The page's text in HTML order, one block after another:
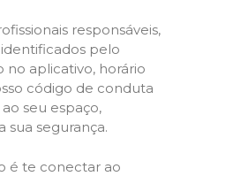
responsáveis,
pelo
no aplicativo, horário
código de conduta
seu espaço,
sua segurança.
é te conectar ao